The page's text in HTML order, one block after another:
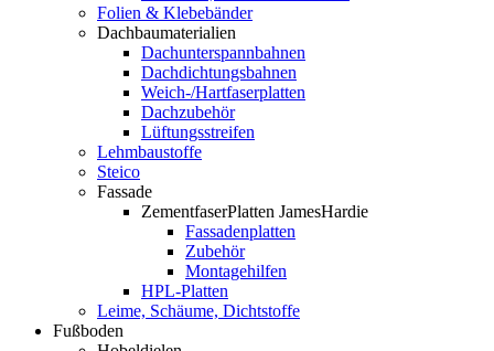
Folien & Klebebänder
Dachbaumaterialien
Dachunterspannbahnen
Dachdichtungsbahnen
Weich-/Hartfaserplatten
Dachzubehör
Lüftungsstreifen
Lehmbaustoffe
Steico
Fassade
ZementfaserPlatten JamesHardie
Fassadenplatten
Zubehör
Montagehilfen
HPL-Platten
Leime, Schäume, Dichtstoffe
Fußboden